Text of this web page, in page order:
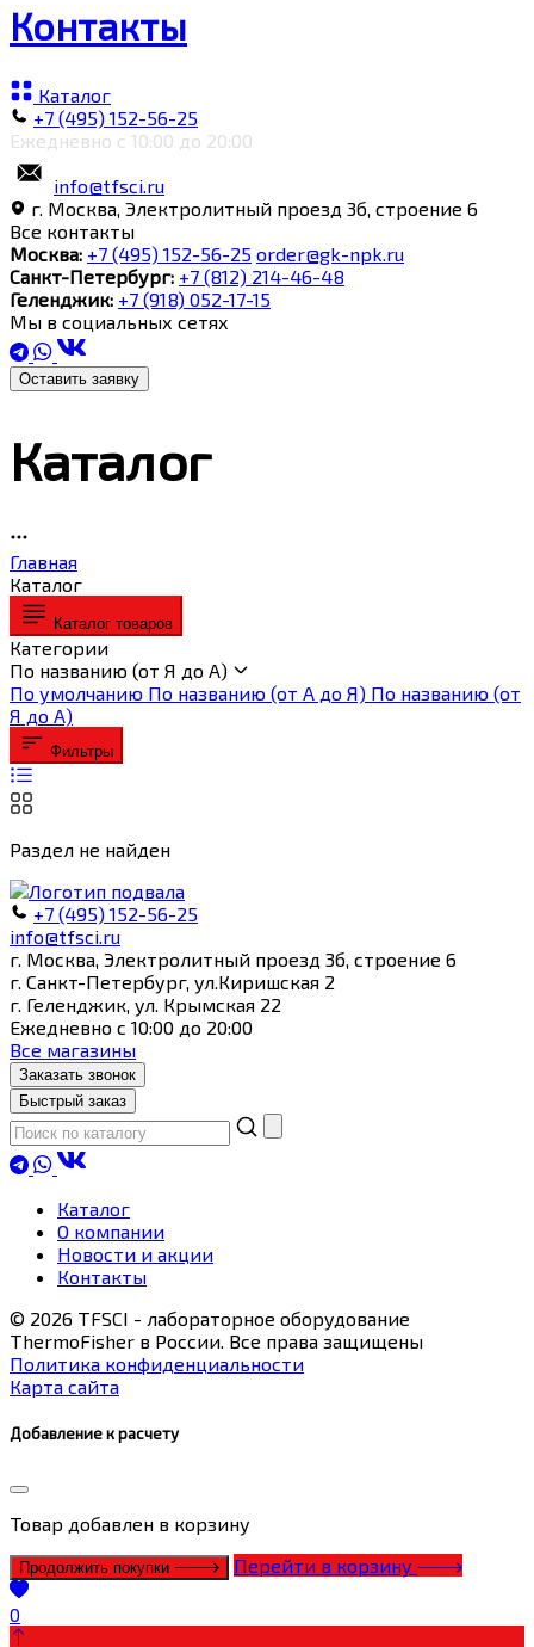
Контакты
Каталог
+7 (495) 152-56-25
Ежедневно с 10:00 до 20:00
info@tfsci.ru
г. Москва, Электролитный проезд 3б, строение 6
Все контакты
Москва: +7 (495) 152-56-25 order@gk-npk.ru
Санкт-Петербург: +7 (812) 214-46-48
Геленджик: +7 (918) 052-17-15
Мы в социальных сетях
Оставить заявку
Каталог
Главная
Каталог
Каталог товаров
Категории
По названию (от Я до А)
По умолчанию По названию (от А до Я) По названию (от
Я до А)
Фильтры
Раздел не найден
+7 (495) 152-56-25
info@tfsci.ru
г. Москва, Электролитный проезд 3б, строение 6
г. Санкт-Петербург, ул.Киришская 2
г. Геленджик, ул. Крымская 22
Ежедневно с 10:00 до 20:00
Все магазины
Заказать звонок
Быстрый заказ
Каталог
О компании
Новости и акции
Контакты
© 2026 TFSCI - лабораторное оборудование
ThermoFisher в России. Все права защищены
Политика конфиденциальности
Карта сайта
Добавление к расчету
Товар добавлен в корзину
Продолжить покупки Перейти в корзину
0